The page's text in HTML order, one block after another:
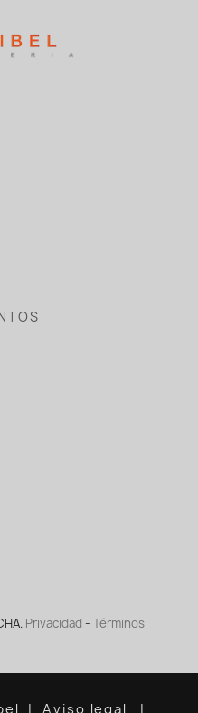
Privacidad - Términos
Aviso legal